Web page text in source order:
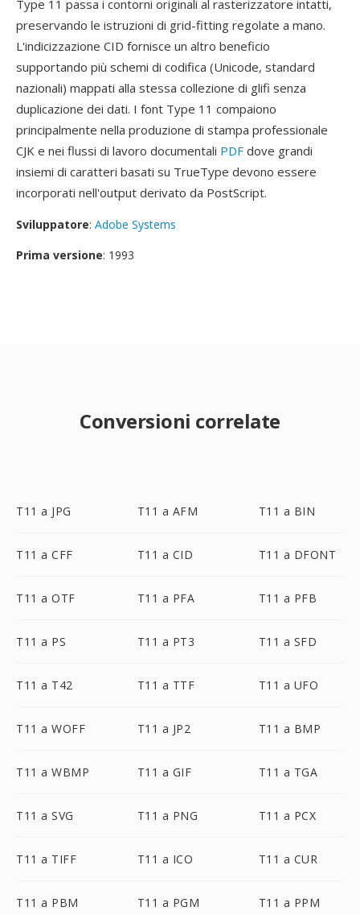
Type 11 passa i contorni originali al rasterizzatore intatti,
preservando le istruzioni di grid-fitting regolate a mano.
L'indicizzazione CID fornisce un altro beneficio
supportando più schemi di codifica (Unicode, standard
nazionali) mappati alla stessa collezione di glifi senza
duplicazione dei dati. I font Type 11 compaiono
principalmente nella produzione di stampa professionale
CJK e nei flussi di lavoro documentali PDF dove grandi
insiemi di caratteri basati su TrueType devono essere
incorporati nell'output derivato da PostScript.
Sviluppatore: Adobe Systems
Prima versione: 1993
Conversioni correlate
T11 a JPG T11 a AFM T11 a BIN
T11 a CFF T11 a CID T11 a DFONT
T11 a OTF T11 a PFA T11 a PFB
T11 a PS T11 a PT3 T11 a SFD
T11 a T42 T11 a TTF T11 a UFO
T11 a WOFF T11 a JP2 T11 a BMP
T11 a WBMP T11 a GIF T11 a TGA
T11 a SVG T11 a PNG T11 a PCX
T11 a TIFF T11 a ICO T11 a CUR
T11 a PBM T11 a PGM T11 a PPM